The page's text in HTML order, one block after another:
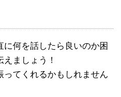
何を話したら良いのか困
ましょう！
ってくれるかもしれません